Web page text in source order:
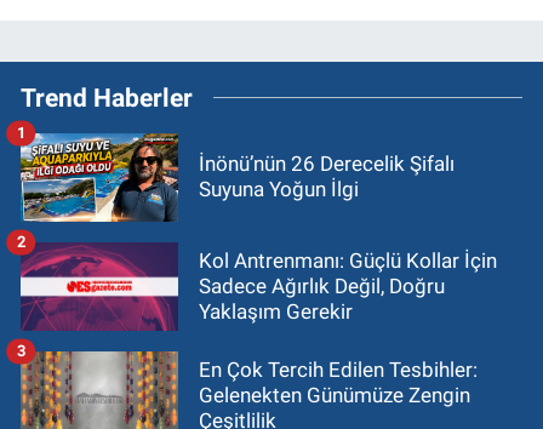
Trend Haberler
İnönü’nün 26 Derecelik Şifalı
Suyuna Yoğun İlgi
1
Kol Antrenmanı: Güçlü Kollar İçin
Sadece Ağırlık Değil, Doğru
Yaklaşım Gerekir
2
En Çok Tercih Edilen Tesbihler:
Gelenekten Günümüze Zengin
Çeşitlilik
3